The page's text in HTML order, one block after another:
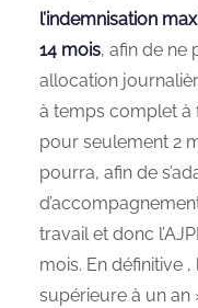
l’indemnisation
14 mois, afin de ne
allocation
à temps complet à
pour seulement 2
pourra, afin de
travail et donc
mois. En définitive
supérieure à un an